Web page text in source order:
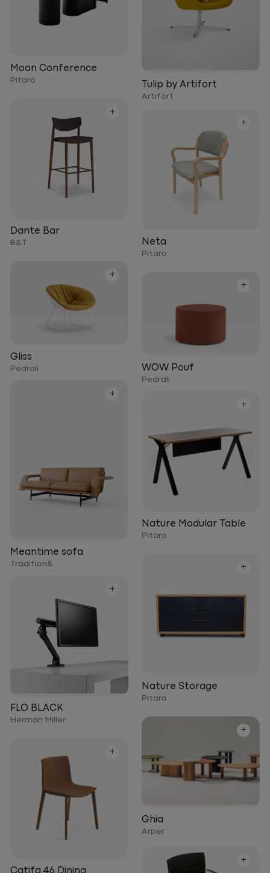
Tulip by Artifort
Artifort
Moon Conference
Pitaro
+
Dante Bar
B&T
+
Neta
Pitaro
+
Gliss
Pedrali
+
WOW Pouf
Pedrali
+
Meantime sofa
Tradition&
+
Nature Modular Table
Pitaro
+
Nature Storage
Pitaro
+
FLO BLACK
Herman Miller
+
Ghia
Arper
+
+